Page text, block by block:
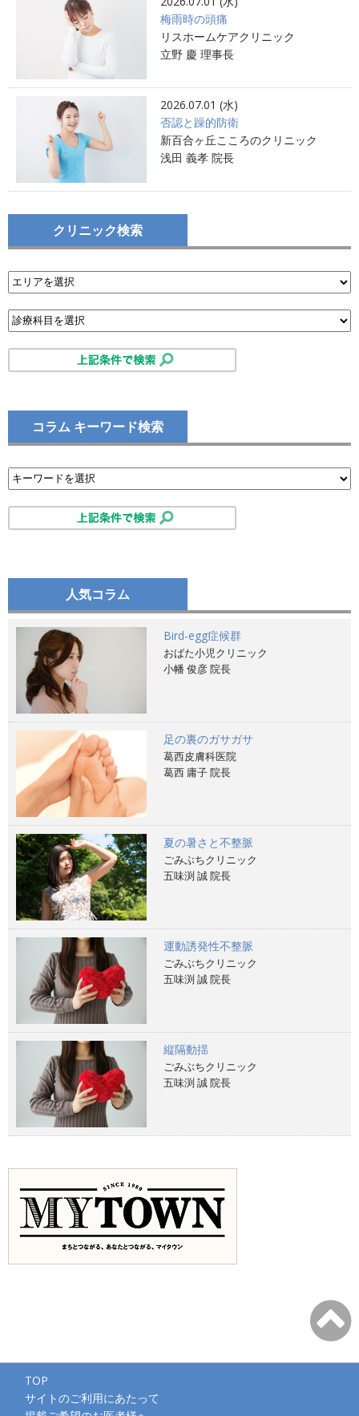
梅雨時の頭痛
リスホームケアクリニック
立野 慶 理事長
2026.07.01 (水)
否認と躁的防衛
新百合ヶ丘こころのクリニック
浅田 義孝 院長
クリニック検索
コラム キーワード検索
人気コラム
Bird-egg症候群
おばた小児クリニック
小幡 俊彦 院長
足の裏のガサガサ
葛西皮膚科医院
葛西 庸子 院長
夏の暑さと不整脈
ごみぶちクリニック
五味渕 誠 院長
運動誘発性不整脈
ごみぶちクリニック
五味渕 誠 院長
縦隔動揺
ごみぶちクリニック
五味渕 誠 院長
TOP
サイトのご利用にあたって